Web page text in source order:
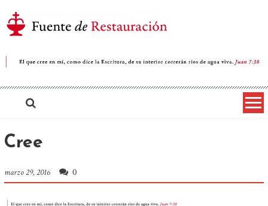
contenido
Restauración
Cree
marzo 29, 2016 0